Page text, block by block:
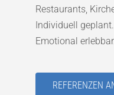
Restaurants,
Individuell
Emotional
REFERENZEN